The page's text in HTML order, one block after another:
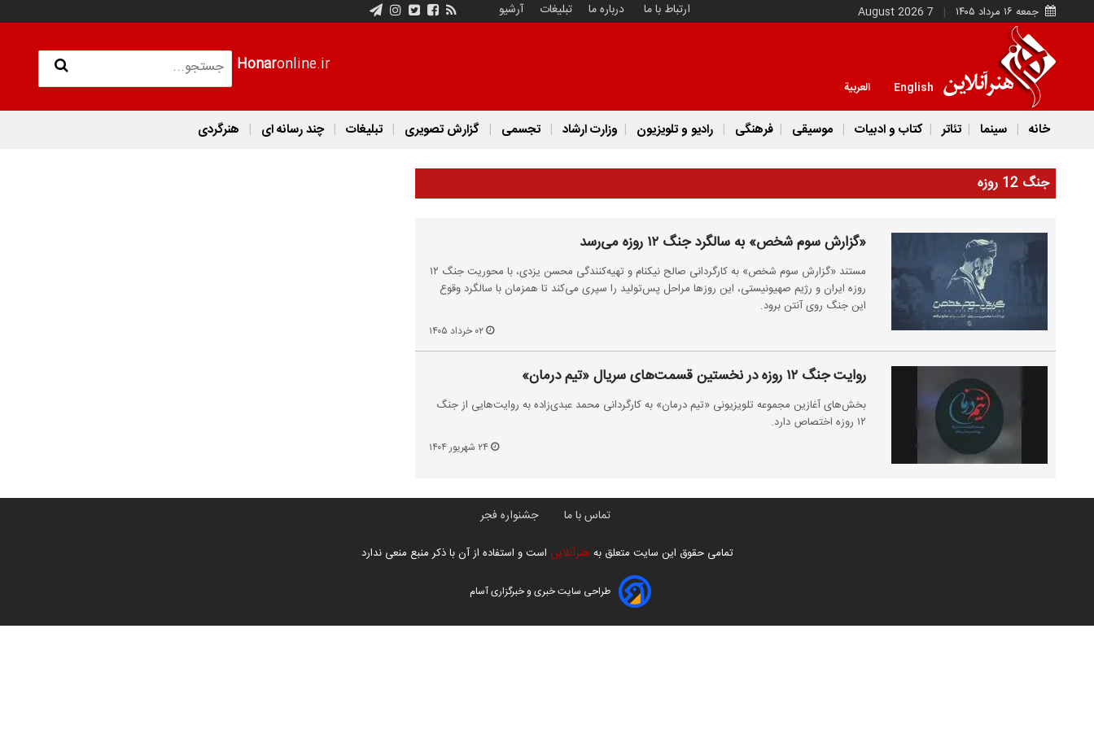
جمعه ۱۶ مرداد ۱۴۰۵ 7 August 2026 ارتباط با ما درباره ما تبلیغات آرشیو
Honaronline.ir
English العربية
خانه سینما تئاتر کتاب و ادبیات موسیقی فرهنگی رادیو و تلویزیون وزارت ارشاد تجسمی گزارش تصویری تبلیغات چند رسانه ای هنرگردی
جنگ 12 روزه
«گزارش سوم شخص» به سالگرد جنگ ۱۲ روزه می‌رسد
مستند «گزارش سوم شخص» به کارگردانی صالح نیکنام و تهیه‌کنندگی محسن یزدی، با محوریت جنگ ۱۲
روزه ایران و رژیم صهیونیستی، این روزها مراحل پس‌تولید را سپری می‌کند تا همزمان با سالگرد وقوع
این جنگ روی آنتن برود.
۰۲ خرداد ۱۴۰۵
روایت جنگ ۱۲ روزه در نخستین قسمت‌های سریال «تیم درمان»
بخش‌های آغازین مجموعه تلویزیونی «تیم درمان» به کارگردانی محمد عبدی‌زاده به روایت‌هایی از جنگ
۱۲ روزه اختصاص دارد.
۲۴ شهریور ۱۴۰۴
تماس با ما جشنواره فجر
تمامی حقوق این سایت متعلق به هنرآنلاین است و استفاده از آن با ذکر منبع منعی ندارد
طراحی سایت خبری و خبرگزاری آسام